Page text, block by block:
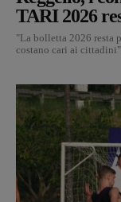
TARI 2026
"La bolletta 2026 resta
costano cari ai cittadini",